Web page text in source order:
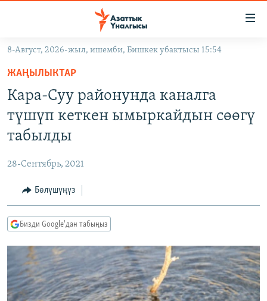
Навигацияга
өтүңүз
Издөөгө
салыңызКЫРГЫЗСТАН
САЯСАТ
МАДАНИЯТ
ДҮЙНӨ
ДҮЙНӨ
УКРАИНА
ТВ ПРОГРАММАЛАР
БҮГҮН АЗАТТЫКТА
ДАНИСТЕ
ЭЖЕ-СИҢДИЛЕР
АЗАТТЫК+
ПОДКАСТ
Русский
ОНЛАЙН ШЕРИНЕ
8-Август, 2026-жыл, ишемби, Бишкек убактысы 15:54
ЖАҢЫЛЫКТАР
Кара-Суу районунда каналга
түшүп кеткен ымыркайдын сөөгү
табылды
28-Сентябрь, 2021
Бөлүшүңүз
Бизди Google'дан табыңыз